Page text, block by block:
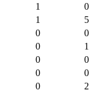
1
0
1
5
0
0
0
1
0
0
0
0
0
2